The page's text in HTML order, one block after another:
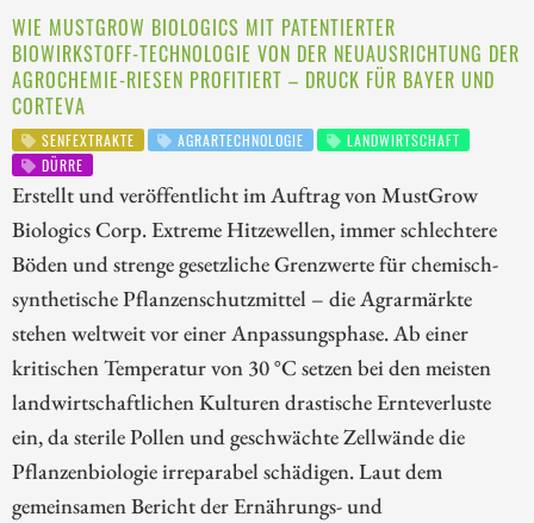
WIE MUSTGROW BIOLOGICS MIT PATENTIERTER
BIOWIRKSTOFF-TECHNOLOGIE VON DER NEUAUSRICHTUNG DER
AGROCHEMIE-RIESEN PROFITIERT – DRUCK FÜR BAYER UND
CORTEVA
SENFEXTRAKTE AGRARTECHNOLOGIE
LANDWIRTSCHAFT
DÜRRE
Erstellt und veröffentlicht im Auftrag von MustGrow
Biologics Corp. Extreme Hitzewellen, immer schlechtere
Böden und strenge gesetzliche Grenzwerte für chemisch-
synthetische Pflanzenschutzmittel – die Agrarmärkte
stehen weltweit vor einer Anpassungsphase. Ab einer
kritischen Temperatur von 30 °C setzen bei den meisten
landwirtschaftlichen Kulturen drastische Ernteverluste
ein, da sterile Pollen und geschwächte Zellwände die
Pflanzenbiologie irreparabel schädigen. Laut dem
gemeinsamen Bericht der Ernährungs- und